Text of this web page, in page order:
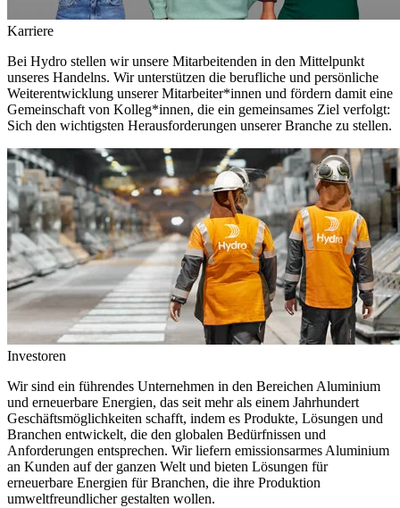
Karriere
Bei Hydro stellen wir unsere Mitarbeitenden in den Mittelpunkt
unseres Handelns. Wir unterstützen die berufliche und persönliche
Weiterentwicklung unserer Mitarbeiter*innen und fördern damit eine
Gemeinschaft von Kolleg*innen, die ein gemeinsames Ziel verfolgt:
Sich den wichtigsten Herausforderungen unserer Branche zu stellen.
Investoren
Wir sind ein führendes Unternehmen in den Bereichen Aluminium
und erneuerbare Energien, das seit mehr als einem Jahrhundert
Geschäftsmöglichkeiten schafft, indem es Produkte, Lösungen und
Branchen entwickelt, die den globalen Bedürfnissen und
Anforderungen entsprechen. Wir liefern emissionsarmes Aluminium
an Kunden auf der ganzen Welt und bieten Lösungen für
erneuerbare Energien für Branchen, die ihre Produktion
umweltfreundlicher gestalten wollen.